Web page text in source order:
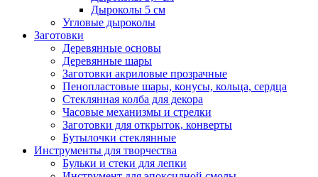
Дыроколы 5 см
Угловые дыроколы
Заготовки
Деревянные основы
Деревянные шары
Заготовки акриловые прозрачные
Пенопластовые шары, конусы, кольца, сердца
Стеклянная колба для декора
Часовые механизмы и стрелки
Заготовки для открыток, конверты
Бутылочки стеклянные
Инструменты для творчества
Бульки и стеки для лепки